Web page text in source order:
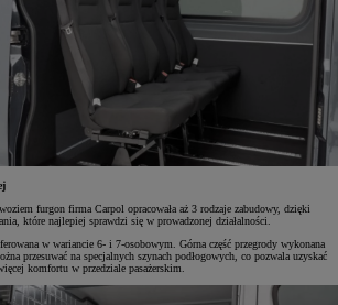
furgon firma Carpol opracowała aż 3 rodzaje zabudowy, dzięki
które najlepiej sprawdzi się w prowadzonej działalności.
w wariancie 6- i 7-osobowym. Górna część przegrody wykonana
przesuwać na specjalnych szynach podłogowych, co pozwala uzyskać
komfortu w przedziale pasażerskim.